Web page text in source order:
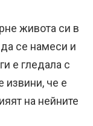
живота си в
се намеси и
е гледала с
извини, че е
на нейните